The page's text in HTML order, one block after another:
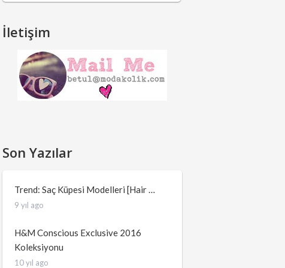
İletişim
Son Yazılar
Trend: Saç Küpesi Modelleri [Hair …
9 yıl ago
H&M Conscious Exclusive 2016
Koleksiyonu
10 yıl ago